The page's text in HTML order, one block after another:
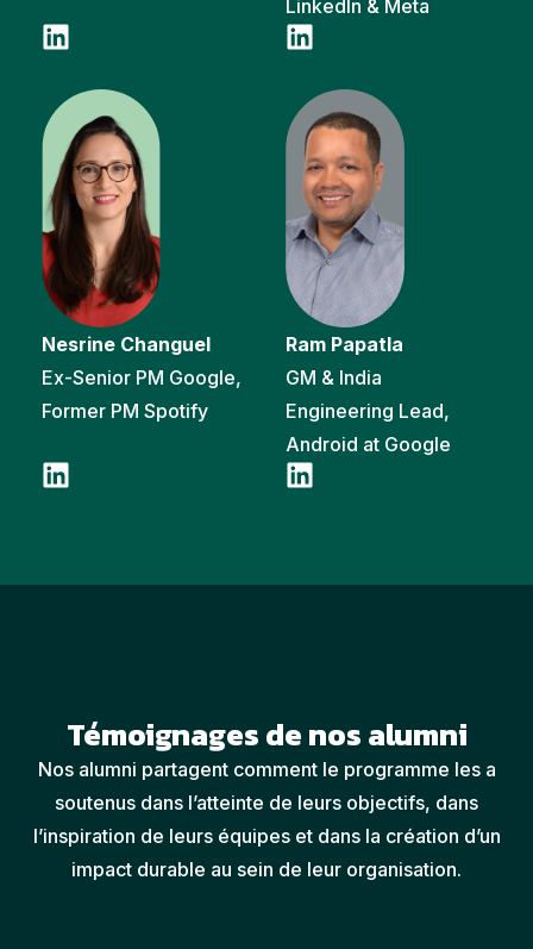
LinkedIn & Meta
Nesrine Changuel
Ex-Senior PM Google,
Former PM Spotify
Ram Papatla
GM & India
Engineering Lead,
Android at Google
Témoignages de nos alumni
Nos alumni partagent comment le programme les a
soutenus dans l’atteinte de leurs objectifs, dans
l’inspiration de leurs équipes et dans la création d’un
impact durable au sein de leur organisation.